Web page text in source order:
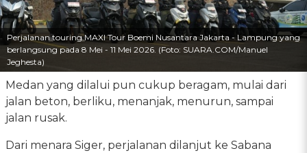
Perjalanan touring MAXI Tour Boemi Nusantara Jakarta - Lampung yang
berlangsung pada 8 Mei - 11 Mei 2026. (Foto: SUARA.COM/Manuel
Jeghesta)
Medan yang dilalui pun cukup beragam, mulai dari
jalan beton, berliku, menanjak, menurun, sampai
jalan rusak.
Dari menara Siger, perjalanan dilanjut ke Sabana